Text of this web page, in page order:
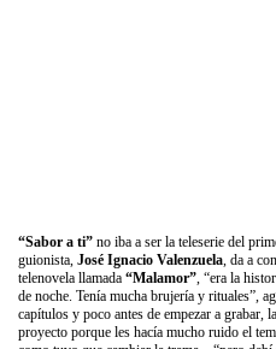
“Sabor a ti” no iba a ser la teleserie del
guionista, José Ignacio Valenzuela, da a
telenovela llamada “Malamor”, “era la
de noche. Tenía mucha brujería y rituales”,
capítulos y poco antes de empezar a grabar,
proyecto porque les hacía mucho ruido el